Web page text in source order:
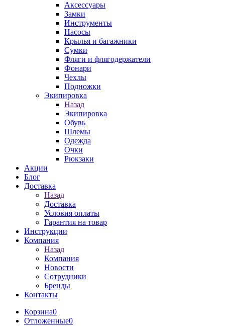
Аксессуары
Замки
Инструменты
Насосы
Крылья и багажники
Сумки
Фляги и флягодержатели
Фонари
Чехлы
Подножки
Экипировка
Назад
Экипировка
Обувь
Шлемы
Одежда
Очки
Рюкзаки
Акции
Блог
Доставка
Назад
Доставка
Условия оплаты
Гарантия на товар
Инструкции
Компания
Назад
Компания
Новости
Сотрудники
Бренды
Контакты
Корзина0
Отложенные0